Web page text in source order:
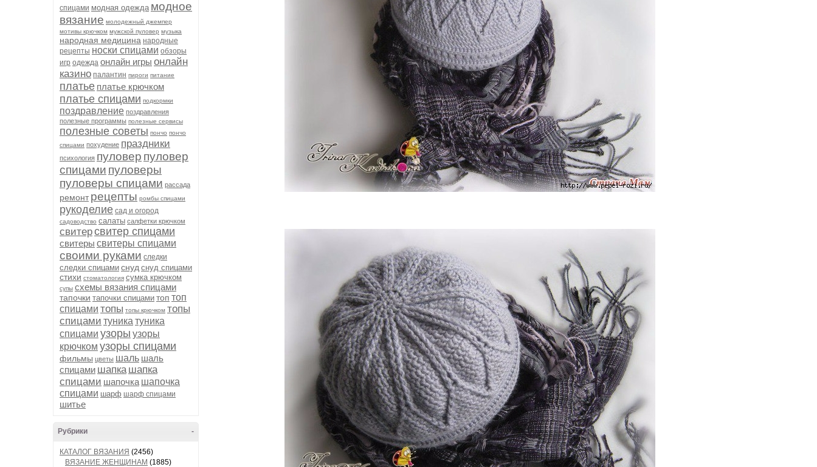
спицами модная одежда модное
вязание молодежный джемпер
мотивы крючком мужской пуловер музыка
народная медицина народные
рецепты носки спицами обзоры
игр одежда онлайн игры онлайн
казино палантин пироги питание
платье платье крючком
платье спицами подкормки
поздравление поздравления
полезные программы полезные сервисы
полезные советы пончо пончо
спицами похудение праздники
психология пуловер пуловер
спицами пуловеры
пуловеры спицами рассада
ремонт рецепты ромбы спицами
рукоделие сад и огород
садоводство салаты салфетки крючком
свитерсвитер спицами
свитеры свитеры спицами
своими руками следки
следки спицами снуд снуд спицами
стихи стоматология сумка крючком
супы схемы вязания спицами
тапочки тапочки спицами топ топ
спицами топы топы крючком топы
спицами туника туника
спицами узоры узоры
крючком узоры спицами
фильмы цветы шаль шаль
спицами шапка шапка
спицами шапочка шапочка
спицами шарф шарф спицами
шитье
-
Рубрики
КАТАЛОГ ВЯЗАНИЯ (2456)
ВЯЗАНИЕ ЖЕНЩИНАМ (1885)